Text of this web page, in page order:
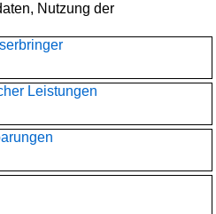
Nutzung der
Leistungen